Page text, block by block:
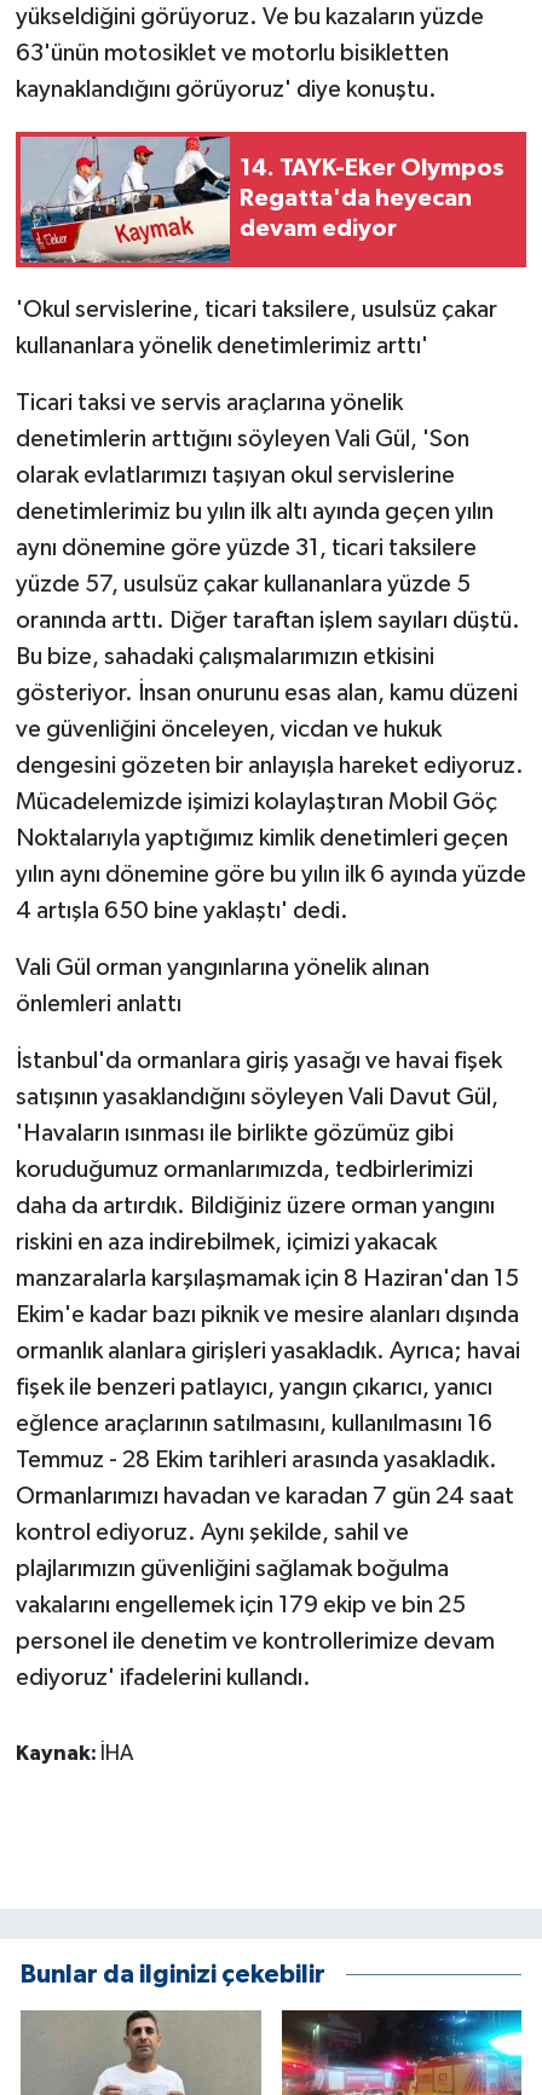
yükseldiğini görüyoruz. Ve bu kazaların yüzde
63'ünün motosiklet ve motorlu bisikletten
kaynaklandığını görüyoruz' diye konuştu.
14. TAYK-Eker Olympos
Regatta'da heyecan
devam ediyor
'Okul servislerine, ticari taksilere, usulsüz çakar
kullananlara yönelik denetimlerimiz arttı'
Ticari taksi ve servis araçlarına yönelik
denetimlerin arttığını söyleyen Vali Gül, 'Son
olarak evlatlarımızı taşıyan okul servislerine
denetimlerimiz bu yılın ilk altı ayında geçen yılın
aynı dönemine göre yüzde 31, ticari taksilere
yüzde 57, usulsüz çakar kullananlara yüzde 5
oranında arttı. Diğer taraftan işlem sayıları düştü.
Bu bize, sahadaki çalışmalarımızın etkisini
gösteriyor. İnsan onurunu esas alan, kamu düzeni
ve güvenliğini önceleyen, vicdan ve hukuk
dengesini gözeten bir anlayışla hareket ediyoruz.
Mücadelemizde işimizi kolaylaştıran Mobil Göç
Noktalarıyla yaptığımız kimlik denetimleri geçen
yılın aynı dönemine göre bu yılın ilk 6 ayında yüzde
4 artışla 650 bine yaklaştı' dedi.
Vali Gül orman yangınlarına yönelik alınan
önlemleri anlattı
İstanbul'da ormanlara giriş yasağı ve havai fişek
satışının yasaklandığını söyleyen Vali Davut Gül,
'Havaların ısınması ile birlikte gözümüz gibi
koruduğumuz ormanlarımızda, tedbirlerimizi
daha da artırdık. Bildiğiniz üzere orman yangını
riskini en aza indirebilmek, içimizi yakacak
manzaralarla karşılaşmamak için 8 Haziran'dan 15
Ekim'e kadar bazı piknik ve mesire alanları dışında
ormanlık alanlara girişleri yasakladık. Ayrıca; havai
fişek ile benzeri patlayıcı, yangın çıkarıcı, yanıcı
eğlence araçlarının satılmasını, kullanılmasını 16
Temmuz - 28 Ekim tarihleri arasında yasakladık.
Ormanlarımızı havadan ve karadan 7 gün 24 saat
kontrol ediyoruz. Aynı şekilde, sahil ve
plajlarımızın güvenliğini sağlamak boğulma
vakalarını engellemek için 179 ekip ve bin 25
personel ile denetim ve kontrollerimize devam
ediyoruz' ifadelerini kullandı.
Kaynak: İHA
Bunlar da ilginizi çekebilir